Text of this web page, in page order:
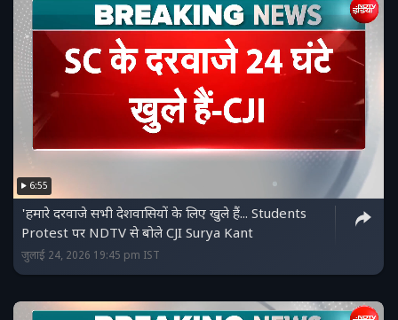
6:55
'हमारे दरवाजे सभी देशवासियों के लिए खुले हैं... Students
Protest पर NDTV से बोले CJI Surya Kant
जुलाई 24, 2026 19:45 pm IST